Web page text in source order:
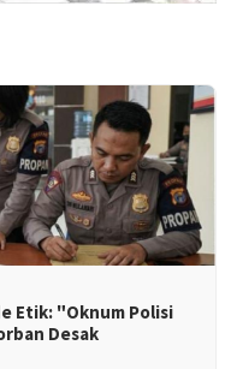
Etik: "Oknum Polisi
Desak